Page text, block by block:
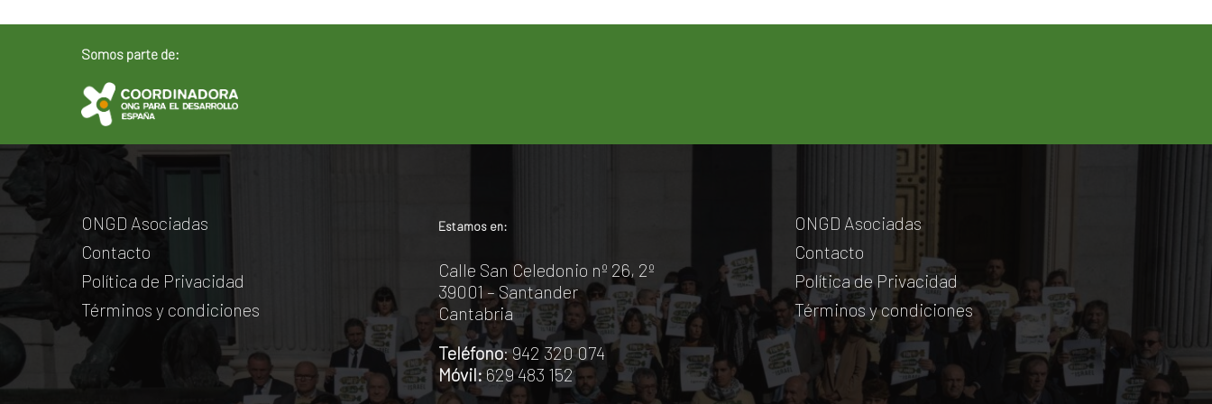
Somos parte de:
ONGD Asociadas
Contacto
Política de Privacidad
Términos y condiciones
Estamos en:
Calle San Celedonio nº 26, 2º
39001 – Santander
Cantabria
Teléfono: 942 320 074
Móvil:629 483 152
ONGD Asociadas
Contacto
Política de Privacidad
Términos y condiciones